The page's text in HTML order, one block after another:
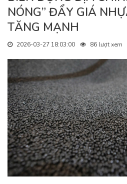
NÓNG” ĐẨY GIÁ
TĂNG MẠNH
2026-03-27 18:03:00 86 lượt xem